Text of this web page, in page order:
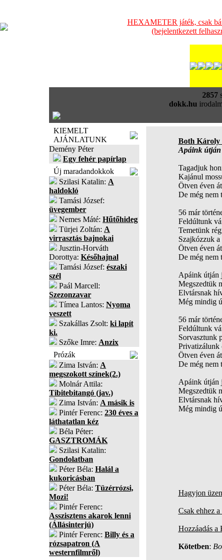
HEXAMETER játék, csak
(bejelentkezett
2857
dokk.hu
KIEMELT
AJÁNLATUNK
Demény Péter
Egy fehér papírlap
Új maradandokkok
Szilasi Katalin: A
haldokló
Tamási József:
üvegember
Nemes Máté: Hűtőhideg
Türjei Zoltán: A
virrasztás bajnokai
Jusztin-Horváth
Dorottya: Későhajnal
Tamási József: északi
szél
Paál Marcell:
Szezonzavar
Tímea Lantos: Nyoma
veszett
Szakállas Zsolt: ki lapít
ki.
Szőke Imre: Anzix
Prózák
Zima István: A
megszokott színek(2.)
Molnár Attila:
Tibitebitangó (jav.)
Zima István: A másik is
Pintér Ferenc: 230 éves a
láthatatlan kéz
Béla Péter:
GASZTROMÁK
Szilasi Katalin:
Gondolatban
Péter Béla: Halál a
kukoricásban
Péter Béla: Tüzérrózsi,
Mozi!
Pintér Ferenc:
Asszisztens akarok lenni
(Állásinterjú)
Pintér Ferenc: Billy és a
rózsapatron (A
westernfilmről)
Both Károly
Apáink útján
Tagadjuk
Kajánul
Ötven éven
De még nem
56 már
Feldúltunk
Temetünk
Szajkózzuk a
Ötven éven
De még nem
Apáink útján
Megszedtük
Elvtársnak
Még mindig
56 már
Feldúltunk
Sorvasztunk
Privatizálunk
Ötven éven
De még nem
Apáink útján
Megszedtük
Elvtársnak
Még mindig
Hagyjon
Csak ehhez
Hozzáadás
Kötetben: